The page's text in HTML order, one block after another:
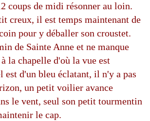
coups de midi résonner au loin.
creux, il est temps maintenant de
pour y déballer son croustet.
de Sainte Anne et ne manque
la chapelle d'où la vue est
est d'un bleu éclatant, il n'y a pas
un petit voilier avance
le vent, seul son petit tourmentin
le cap.